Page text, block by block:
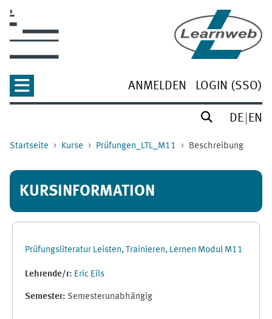
ANMELDEN LOGIN (SSO)
DE EN
Startseite Kurse Prüfungen_LTL_M11 Beschreibung
KURSINFORMATION
Prüfungsliteratur Leisten, Trainieren, Lernen Modul M11
Lehrende/r: Eric Eils
Semester: Semesterunabhängig